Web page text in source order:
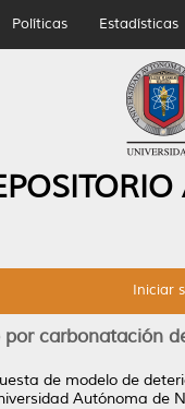
Políticas Estadísticas
Iniciar
carbonatación
de modelo de
Autónoma de